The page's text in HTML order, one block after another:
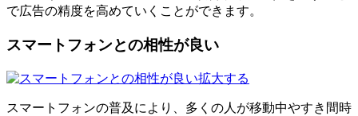
で広告の精度を高めていくことができます。
スマートフォンとの相性が良い
拡大する
スマートフォンの普及により、多くの人が移動中やすき間時